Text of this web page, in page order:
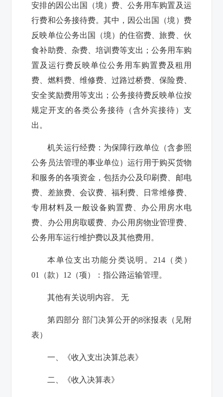
安排的因公出国（境）费、公务用车购置及运
行费和公务接待费。其中，因公出国（境）费
反映单位公务出国（境）的住宿费、旅费、伙
食补助费、杂费、培训费等支出；公务用车购
置及运行费反映单位公务用车购置费及租用
费、燃料费、维修费、过路过桥费、保险费、
安全奖励费用等支出；公务接待费反映单位按
规定开支的各类公务接待（含外宾接待）支
出。
机关运行经费：为保障行政单位（含参照
公务员法管理的事业单位）运行用于购买货物
和服务的各项资金，包括办公及印刷费、邮电
费、差旅费、会议费、福利费、日常维修费、
专用材料及一般设备购置费、办公用房水电
费、办公用房取暖费、办公用房物业管理费、
公务用车运行维护费以及其他费用。
本单位支出功能分类说明。 214（类）
01
（款） 12 （项）：指公路运输管理。
其他有关说明内容。 无
第四部分 部门决算公开的8张报表（见附
表）
一、《收入支出决算总表》
二、《收入决算表》